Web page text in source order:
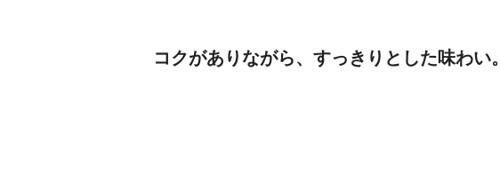
コクがありながら、すっきりとした味わい。